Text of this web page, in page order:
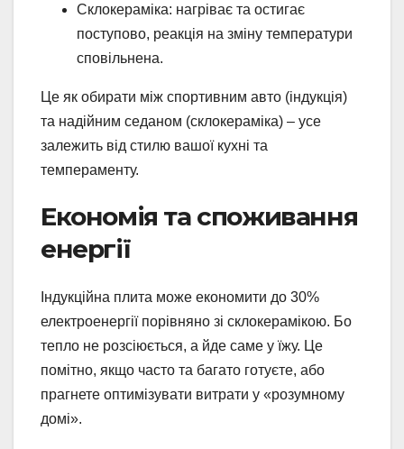
Склокераміка: нагріває та остигає
поступово, реакція на зміну температури
сповільнена.
Це як обирати між спортивним авто (індукція)
та надійним седаном (склокераміка) – усе
залежить від стилю вашої кухні та
темпераменту.
Економія та споживання
енергії
Індукційна плита може економити до 30%
електроенергії порівняно зі склокерамікою. Бо
тепло не розсіюється, а йде саме у їжу. Це
помітно, якщо часто та багато готуєте, або
прагнете оптимізувати витрати у «розумному
домі».